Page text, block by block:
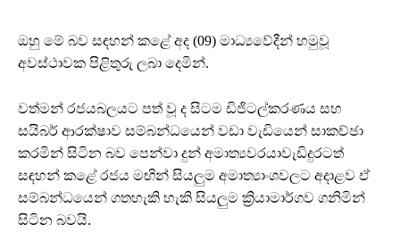
ඔහු මේ බව සඳහන් කළේ අද (09) මාධ්‍යවේදීන් හමුවූ
අවස්ථාවක පිළිතුරු ලබා දෙමින්.
වත්මන් රජයබලයට පත් වූ ද සිටම ඩිජිටල්කරණය සහ
සයිබර් ආරක්ෂාව සම්බන්ධයෙන් වඩා වැඩියෙන් සාකච්ඡා
කරමින් සිටින බව පෙන්වා දුන් අමාත්‍යවරයාවැඩිදුරටත්
සඳහන් කළේ රජය මඟින් සියලුම අමාත්‍යාංශවලට අදාළව ඒ
සම්බන්ධයෙන් ගතහැකි හැකි සියලුම ක්‍රියාමාර්ගව ගනිමින්
සිටින බවයි.